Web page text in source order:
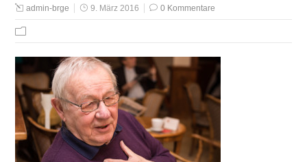
admin-brge 9. März 2016 0 Kommentare